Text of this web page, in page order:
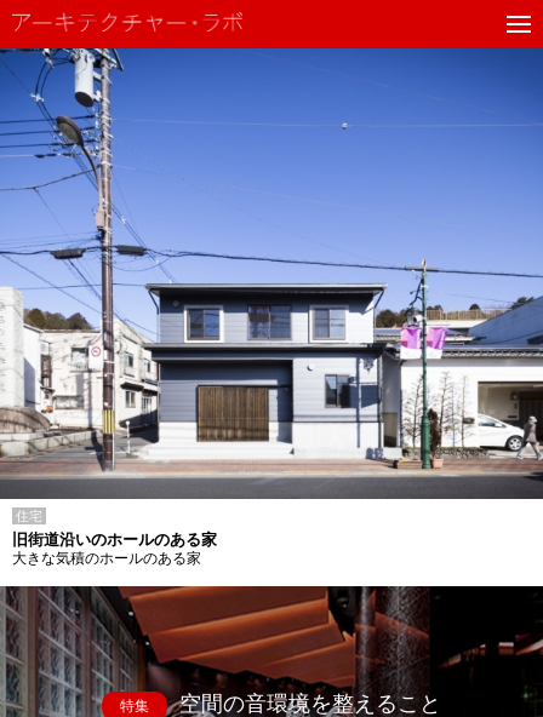
住宅
旧街道沿いのホールのある家
大きな気積のホールのある家
特集 空間の音環境を整えること